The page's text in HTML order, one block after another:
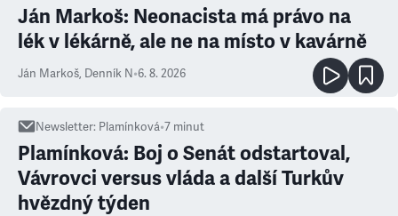
Ján Markoš: Neonacista má právo na
lék v lékárně, ale ne na místo v kavárně
Ján Markoš, Denník N•6. 8. 2026
Newsletter: Plamínková•7 minut
Plamínková: Boj o Senát odstartoval,
Vávrovci versus vláda a další Turkův
hvězdný týden